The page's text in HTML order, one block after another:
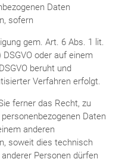
Daten
sofern
gem. Art. 6 Abs. 1 lit.
oder auf einem
beruht und
Verfahren erfolgt.
ferner das Recht, zu
Daten
anderen
soweit dies technisch
Personen dürfen